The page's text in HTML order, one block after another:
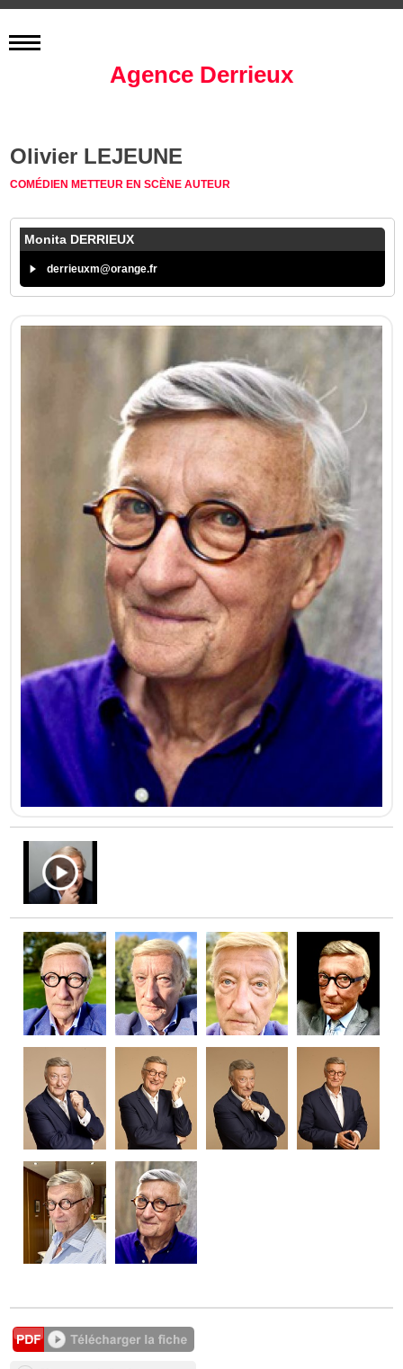
Agence Derrieux
Olivier LEJEUNE
COMÉDIEN METTEUR EN SCÈNEAUTEUR
Monita DERRIEUX
derrieuxm@orange.fr